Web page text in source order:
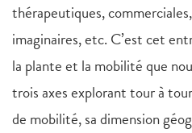
thérapeutiques,
imaginaires, etc. C’est cet
la plante et la mobilité que
trois axes explorant tour à
de mobilité, sa dimension